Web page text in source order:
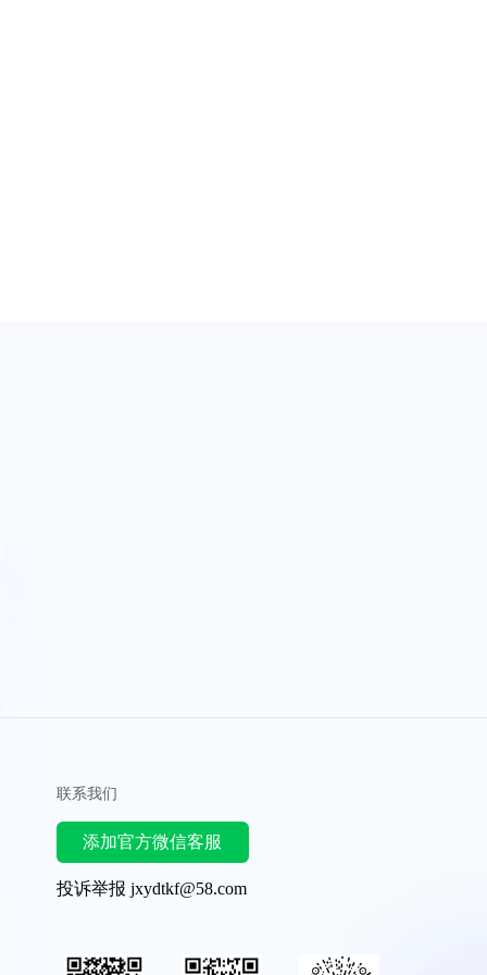
联系我们
添加官方微信客服
投诉举报 jxydtkf@58.com